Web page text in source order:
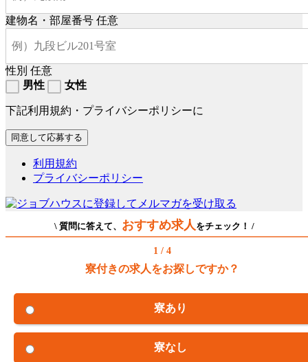
建物名・部屋番号 任意
性別 任意
男性
女性
下記利用規約・プライバシーポリシーに
利用規約
プライバシーポリシー
\ 質問に答えて、 おすすめ求人をチェック！ /
1 / 4
寮付きの求人をお探しですか？
寮あり
寮なし